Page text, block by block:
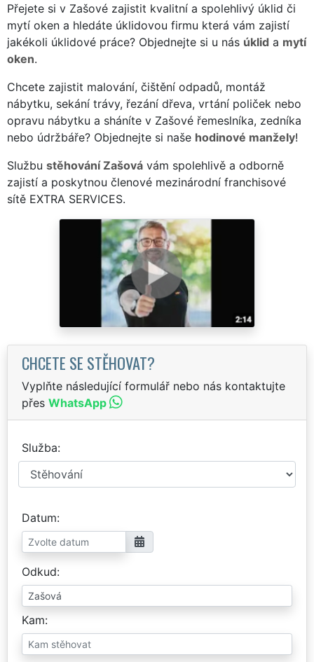
Přejete si v Zašové zajistit kvalitní a spolehlivý úklid či
mytí oken a hledáte úklidovou firmu která vám zajistí
jakékoli úklidové práce? Objednejte si u nás úklid a mytí
oken.
Chcete zajistit malování, čištění odpadů, montáž
nábytku, sekání trávy, řezání dřeva, vrtání poliček nebo
opravu nábytku a sháníte v Zašové řemeslníka, zedníka
nebo údržbáře? Objednejte si naše hodinové manžely!
Službu stěhování Zašová vám spolehlivě a odborně
zajistí a poskytnou členové mezinárodní franchisové
sítě EXTRA SERVICES.
CHCETE SE STĚHOVAT?
Vyplňte následující formulář nebo nás kontaktujte
přes WhatsApp
Služba
Datum
Odkud
Kam